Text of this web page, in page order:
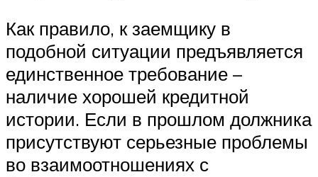
Как правило, к заемщику в
подобной ситуации предъявляется
единственное требование –
наличие хорошей кредитной
истории. Если в прошлом должника
присутствуют серьезные проблемы
во взаимоотношениях с